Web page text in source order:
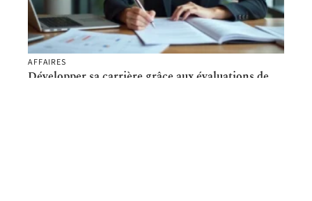
AFFAIRES
Développer sa carrière grâce aux évaluations de